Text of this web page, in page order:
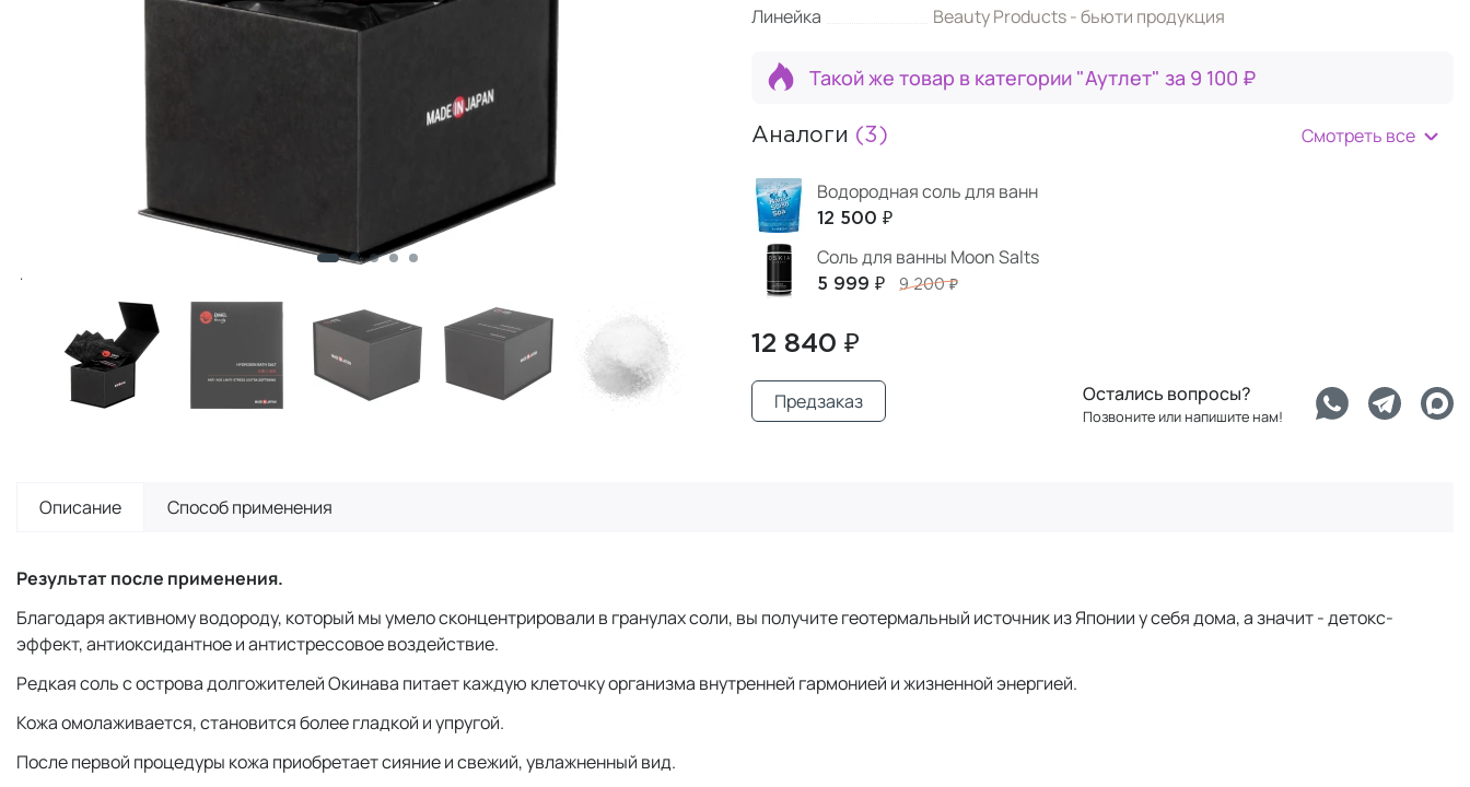
Линейка
Beauty Products - бьюти продукция
Такой же товар в категории "Аутлет" за 9 100 ₽
Аналоги (3) Смотреть все
Водородная соль для ванн
12 500 ₽
Соль для ванны Moon Salts
5 999 ₽ 9 200 ₽
12 840 ₽
Предзаказ Остались вопросы?
Позвоните или напишите нам!
Описание Способ применения
Результат после применения.
Благодаря активному водороду, который мы умело сконцентрировали в гранулах соли, вы получите геотермальный источник из Японии у себя дома, а значит - детокс-
эффект, антиоксидантное и антистрессовое воздействие.
Редкая соль с острова долгожителей Окинава питает каждую клеточку организма внутренней гармонией и жизненной энергией.
Кожа омолаживается, становится более гладкой и упругой.
После первой процедуры кожа приобретает сияние и свежий, увлажненный вид.